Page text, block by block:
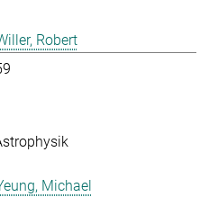
Robert
Michael